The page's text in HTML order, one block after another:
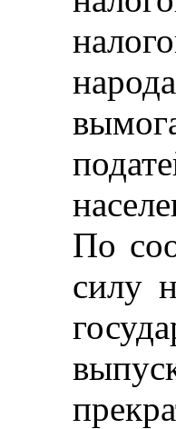
По
силу